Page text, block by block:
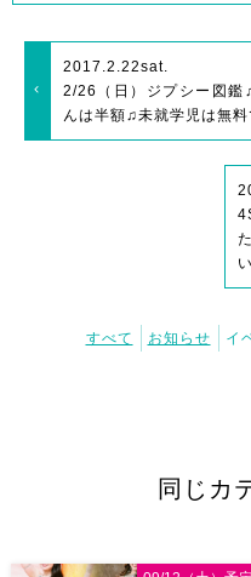
2017.2.22sat.
2/26（日）ジプシー図鑑
んは半額♫未就学児は無
すべて お知らせ イ
同じカ